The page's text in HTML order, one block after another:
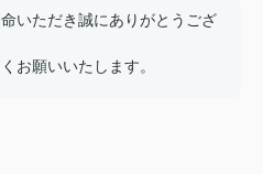
いただき誠にありがとうござ
お願いいたします。